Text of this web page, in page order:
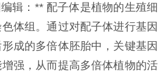
辑：** 配子体是植物的生殖细
体组。通过对配子体进行基因
成的多倍体胚胎中，关键基因
强，从而提高多倍体植物的活